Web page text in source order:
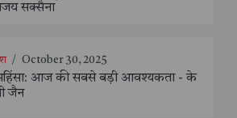
सक्सैना
/ October 30, 2025
आज की सबसे बड़ी आवश्यकता - के
जैन